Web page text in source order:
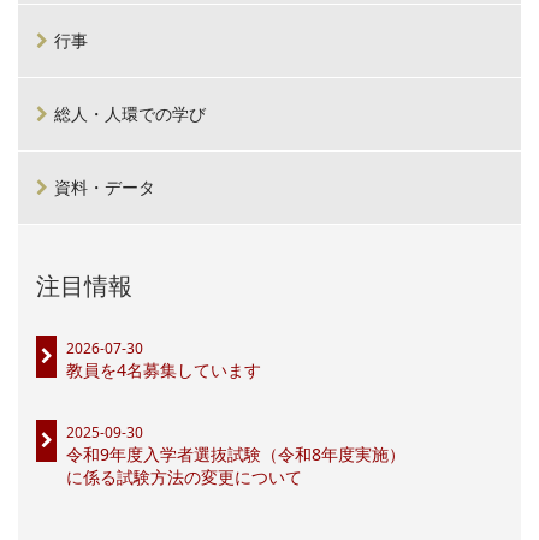
行事
総人・人環での学び
資料・データ
注目情報
2026-07-30
教員を4名募集しています
2025-09-30
令和9年度入学者選抜試験（令和8年度実施）
に係る試験方法の変更について